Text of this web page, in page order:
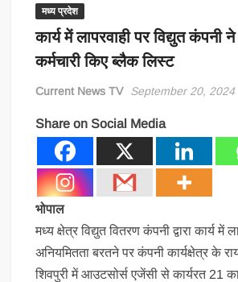
मध्य प्रदेश
कार्य में लापरवाही पर विद्युत
कर्मचारी किए ब्लैक लिस्ट
Current News TV September 20, 2024
Share on Social Media
भोपाल
मध्य क्षेत्र विद्युत वितरण कंपनी द्वारा कार्य में
अनियमितता बरतने पर कंपनी कार्यक्षेत्र के
शिवपुरी में आउटसोर्स एजेंसी से कार्यरत 21